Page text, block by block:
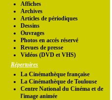
Affiches
Archives
Articles de périodiques
Dessins
Ouvrages
Photos en accés réservé
Revues de presse
Vidéos (DVD et VHS)
Répertoires
La Cinémathèque française
La Cinémathèque de Toulouse
Centre National du Cinéma et de
l'image animée